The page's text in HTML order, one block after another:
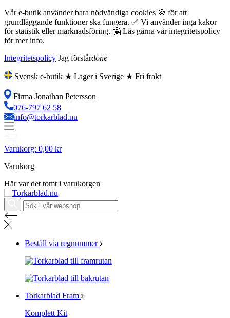
Vår e-butik använder bara nödvändiga cookies 🍪 för att
grundläggande funktioner ska fungera. ✅ Vi använder inga kakor
för statistik eller marknadsföring. 🤗 Läs gärna vår integritetspolicy
för mer info.
Integritetspolicy Jag förstårdone
Svensk e-butik ★ Lager i Sverige ★ Fri frakt
Firma Jonathan Petersson
076-797 62 58
info@torkarblad.nu
Varukorg: 0,00 kr
Varukorg
Här var det tomt i varukorgen
Beställ via regnummer
Torkarblad Fram
Komplett Kit